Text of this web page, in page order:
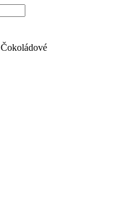
Čokoládové